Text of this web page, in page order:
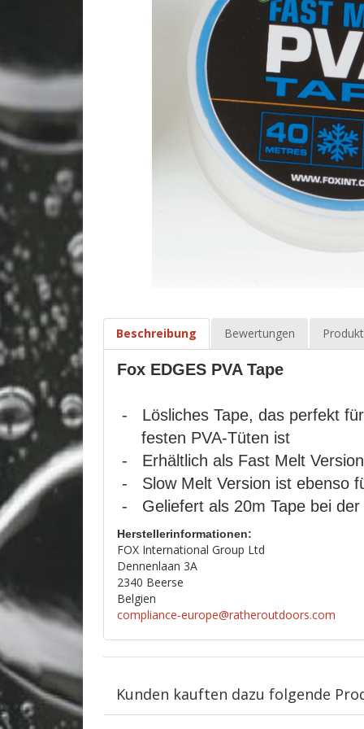
Beschreibung Bewertungen
Fox EDGES PVA Tape
- Lösliches Tape, das perfekt
festen PVA-Tüten ist
- Erhältlich als Fast Melt
- Slow Melt Version ist ebenso
- Geliefert als 20m Tape bei der
Herstellerinformationen:
FOX International Group Ltd
Dennenlaan 3A
2340 Beerse
Belgien
compliance-europe@ratheroutdoors.com
Kunden kauften dazu folgende